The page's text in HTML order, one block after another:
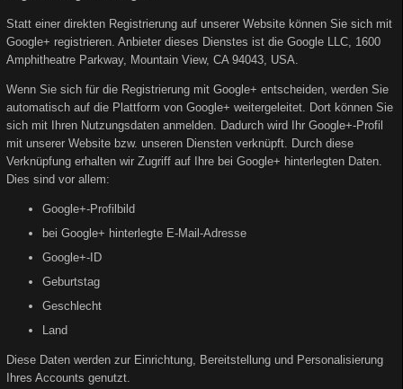
Statt einer direkten Registrierung auf unserer Website können Sie sich mit
Google+ registrieren. Anbieter dieses Dienstes ist die Google LLC, 1600
Amphitheatre Parkway, Mountain View, CA 94043, USA.
Wenn Sie sich für die Registrierung mit Google+ entscheiden, werden Sie
automatisch auf die Plattform von Google+ weitergeleitet. Dort können Sie
sich mit Ihren Nutzungsdaten anmelden. Dadurch wird Ihr Google+-Profil
mit unserer Website bzw. unseren Diensten verknüpft. Durch diese
Verknüpfung erhalten wir Zugriff auf Ihre bei Google+ hinterlegten Daten.
Dies sind vor allem:
Google+-Profilbild
bei Google+ hinterlegte E-Mail-Adresse
Google+-ID
Geburtstag
Geschlecht
Land
Diese Daten werden zur Einrichtung, Bereitstellung und Personalisierung
Ihres Accounts genutzt.